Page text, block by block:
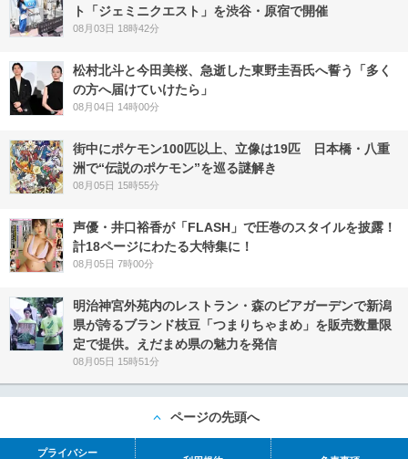
ト「ジェミニクエスト」を渋谷・原宿で開催
08月03日 18時42分
松村北斗と今田美桜、急逝した東野圭吾氏へ誓う「多く
の方へ届けていけたら」
08月04日 14時00分
街中にポケモン100匹以上、立像は19匹 日本橋・八重
洲で“伝説のポケモン”を巡る謎解き
08月05日 15時55分
声優・井口裕香が「FLASH」で圧巻のスタイルを披露！
計18ページにわたる大特集に！
08月05日 7時00分
明治神宮外苑内のレストラン・森のビアガーデンで新潟
県が誇るブランド枝豆「つまりちゃまめ」を販売数量限
定で提供。えだまめ県の魅力を発信
08月05日 15時51分
ページの先頭へ
プライバシー